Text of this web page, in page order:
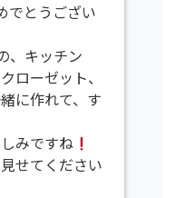
でとうござい
、キッチン
ローゼット、
に作れて、す
みですね
せてください